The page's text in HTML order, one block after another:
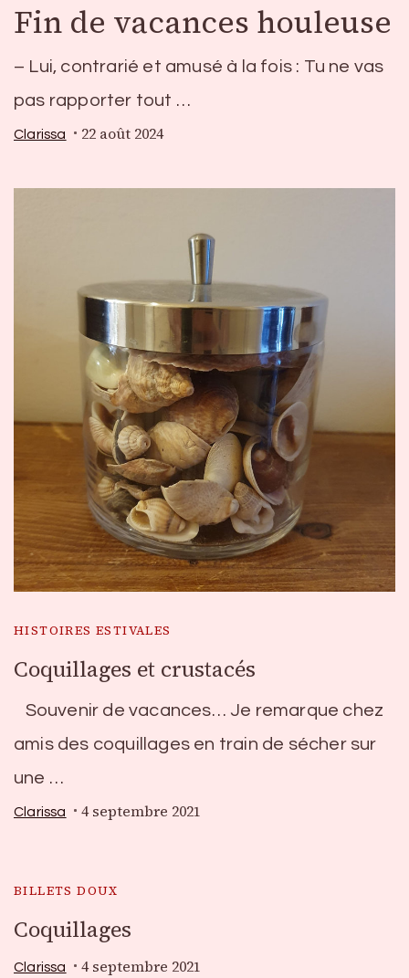
Fin de vacances houleuse
– Lui, contrarié et amusé à la fois : Tu ne vas
pas rapporter tout …
Clarissa 22 août 2024
HISTOIRES ESTIVALES
Coquillages et crustacés
Souvenir de vacances… Je remarque chez
amis des coquillages en train de sécher sur
une …
Clarissa 4 septembre 2021
BILLETS DOUX
Coquillages
Clarissa 4 septembre 2021